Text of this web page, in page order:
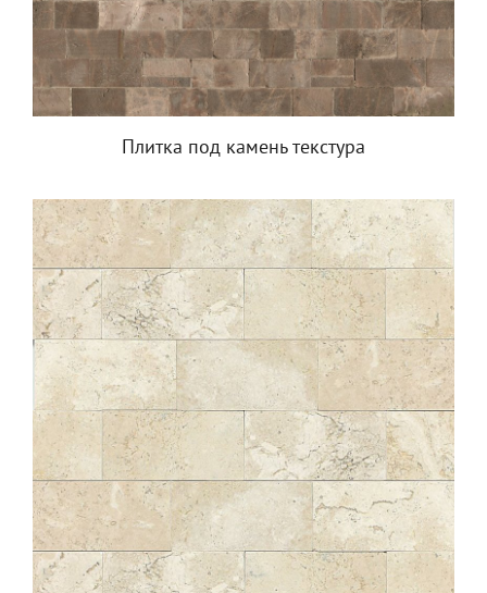
Плитка под камень текстура